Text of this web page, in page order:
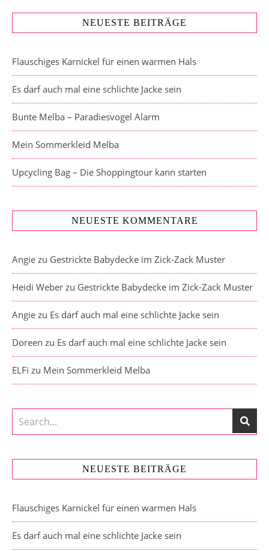
NEUESTE BEITRÄGE
Flauschiges Karnickel für einen warmen Hals
Es darf auch mal eine schlichte Jacke sein
Bunte Melba – Paradiesvogel Alarm
Mein Sommerkleid Melba
Upcycling Bag – Die Shoppingtour kann starten
NEUESTE KOMMENTARE
Angie zu Gestrickte Babydecke im Zick-Zack Muster
Heidi Weber zu Gestrickte Babydecke im Zick-Zack Muster
Angie zu Es darf auch mal eine schlichte Jacke sein
Doreen zu Es darf auch mal eine schlichte Jacke sein
ELFi zu Mein Sommerkleid Melba
NEUESTE BEITRÄGE
Flauschiges Karnickel für einen warmen Hals
Es darf auch mal eine schlichte Jacke sein